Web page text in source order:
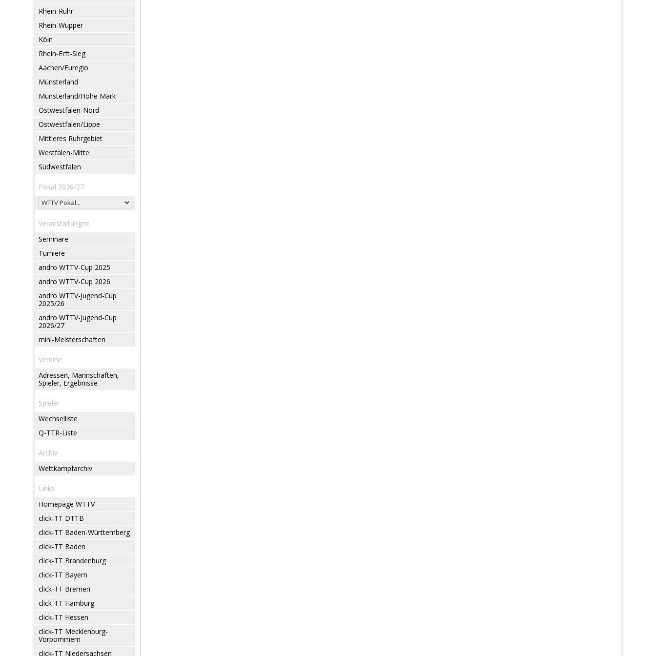
Rhein-Ruhr
Rhein-Wupper
Köln
Rhein-Erft-Sieg
Aachen/Euregio
Münsterland
Münsterland/Hohe Mark
Ostwestfalen-Nord
Ostwestfalen/Lippe
Mittleres Ruhrgebiet
Westfalen-Mitte
Südwestfalen
Pokal 2026/27
Veranstaltungen
Seminare
Turniere
andro WTTV-Cup 2025
andro WTTV-Cup 2026
andro WTTV-Jugend-Cup
2025/26
andro WTTV-Jugend-Cup
2026/27
mini-Meisterschaften
Vereine
Adressen, Mannschaften,
Spieler, Ergebnisse
Spieler
Wechselliste
Q-TTR-Liste
Archiv
Wettkampfarchiv
Links
Homepage WTTV
click-TT DTTB
click-TT Baden-Württemberg
click-TT Baden
click-TT Brandenburg
click-TT Bayern
click-TT Bremen
click-TT Hamburg
click-TT Hessen
click-TT Mecklenburg-
Vorpommern
click-TT Niedersachsen